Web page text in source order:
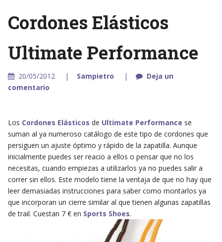
Cordones Elásticos
Ultimate Performance
20/05/2012 Sampietro
Deja un
comentario
Los Cordones Elásticos de Ultimate Performance se
suman al ya numeroso catálogo de este tipo de cordones que
persiguen un ajuste óptimo y rápido de la zapatilla. Aunque
inicialmente puedes ser reacio a ellos o pensar que no los
necesitas, cuando empiezas a utilizarlos ya no puedes salir a
correr sin ellos. Este modelo tiene la ventaja de que no hay que
leer demasiadas instrucciones para saber como montarlos ya
que incorporan un cierre similar al que tienen algunas zapatillas
de trail. Cuestan 7 € en Sports Shoes.